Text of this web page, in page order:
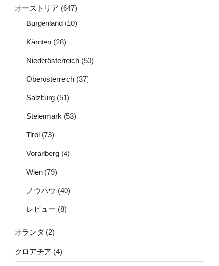
オーストリア (647)
Burgenland (10)
Kärnten (28)
Niederösterreich (50)
Oberösterreich (37)
Salzburg (51)
Steiermark (53)
Tirol (73)
Vorarlberg (4)
Wien (79)
ノウハウ (40)
レビュー (8)
オランダ (2)
クロアチア (4)